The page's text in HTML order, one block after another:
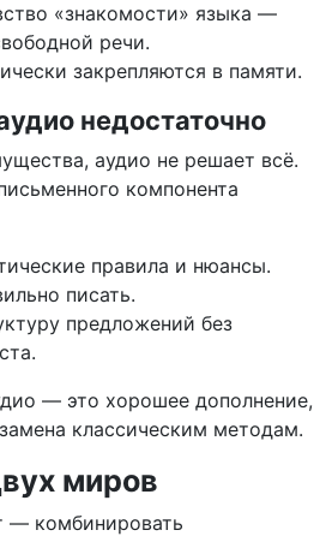
«знакомости» языка —
речи.
закрепляются в памяти.
недостаточно
аудио не решает всё.
компонента
правила и нюансы.
писать.
предложений без
— это хорошее дополнение,
классическим методам.
миров
— комбинировать